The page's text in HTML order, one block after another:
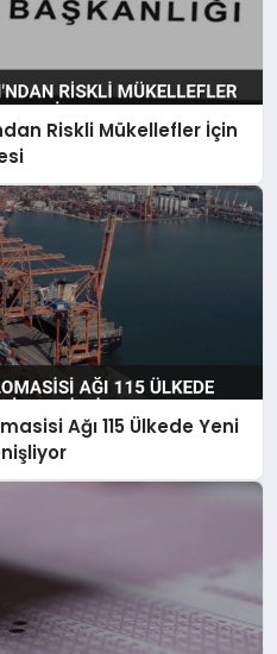
Riskli Mükellefler İçin
Ağı 115 Ülkede Yeni